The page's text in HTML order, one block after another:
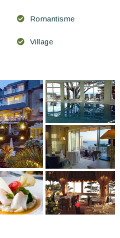
Romantisme
Village